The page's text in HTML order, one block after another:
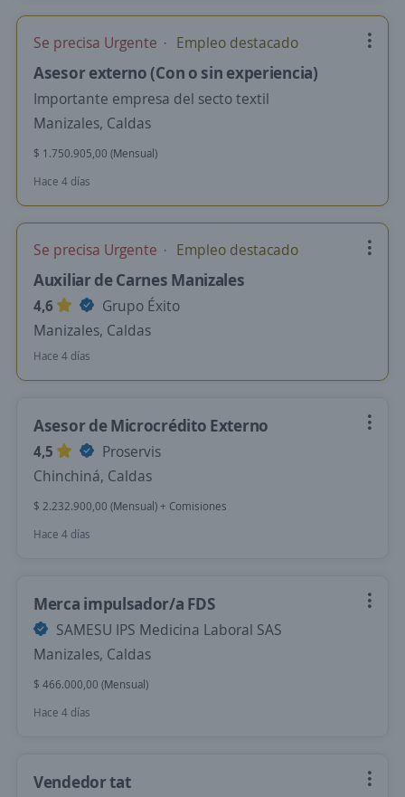
Se precisa Urgente Empleo destacado
Asesor externo (Con o sin experiencia)
Importante empresa del secto textil
Manizales, Caldas
$ 1.750.905,00 (Mensual)
Hace 4 días
Se precisa Urgente Empleo destacado
Auxiliar de Carnes Manizales
4,6
Grupo Éxito
Manizales, Caldas
Hace 4 días
Asesor de Microcrédito Externo
4,5
Proservis
Chinchiná, Caldas
$ 2.232.900,00 (Mensual) + Comisiones
Hace 4 días
Merca impulsador/a FDS
SAMESU IPS Medicina Laboral SAS
Manizales, Caldas
$ 466.000,00 (Mensual)
Hace 4 días
Vendedor tat